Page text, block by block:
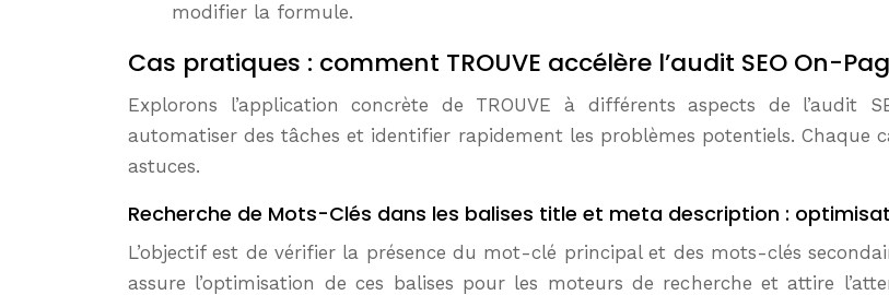
modifier la formule.
Cas pratiques : comment TROUVE accélère l’audit SEO On-
Explorons l’application concrète de TROUVE à différents aspects de l’audit
automatiser des tâches et identifier rapidement les problèmes potentiels. Chaque
astuces.
Recherche de Mots-Clés dans les balises title et meta description :
L’objectif est de vérifier la présence du mot-clé principal et des mots-clés
assure l’optimisation de ces balises pour les moteurs de recherche et attire